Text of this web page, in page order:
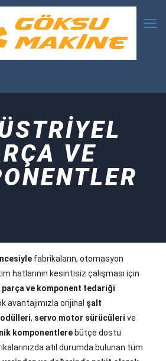
VE
fabrikaların, otomasyon
hatlarının kesintisiz çalışması için
ve komponent tedariği
avantajımızla orijinal şalt
, servo motor sürücüleri ve
komponentlerebütçe dostu
atıl durumda bulunan tüm